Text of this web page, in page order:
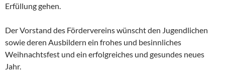
Erfüllung gehen.
Der Vorstand des Fördervereins wünscht den Jugendlichen
sowie deren Ausbildern ein frohes und besinnliches
Weihnachtsfest und ein erfolgreiches und gesundes neues
Jahr.